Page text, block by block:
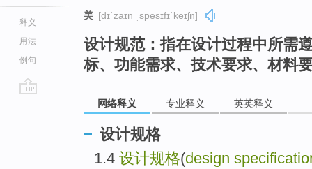
释义
用法
例句
美 [dɪˈzaɪn ˌspesɪfɪˈkeɪʃn]
设计规范：指在设计过程中所需
标、功能需求、技术要求、材料
网络释义 专业释义 英英释义
设计规格
1.4 设计规格(design